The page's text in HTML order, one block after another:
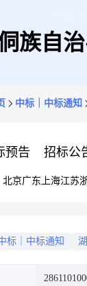
族自
中标｜中标通知
预告 招标公
北京广东 上海江苏
标｜中标通知